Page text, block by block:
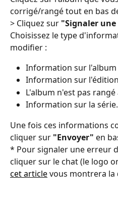
corrigé/rangé tout en bas
> Cliquez sur "Signaler
Choisissez le type
modifier :
Information sur l'album
Information sur l'édition
L'album n'est pas
Information sur la série.
Une fois ces informations
cliquer sur "Envoyer" en
* Pour signaler une erreur
cliquer sur le chat (le logo
cet article vous montrera la